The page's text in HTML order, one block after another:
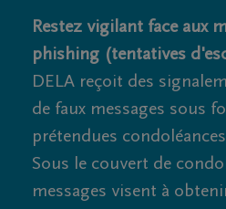
Restez vigilant face aux
phishing (tentatives
DELA reçoit des
de faux messages sous
prétendues
Sous le couvert de
messages visent à